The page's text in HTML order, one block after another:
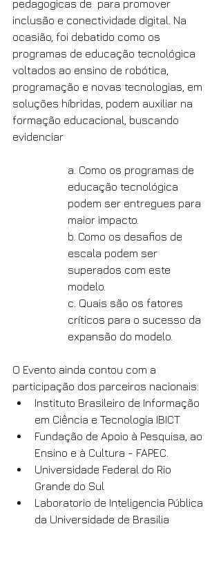
pedagogicas de  para promover
inclusão e conectividade digital. Na
ocasião, foi debatido como os
programas de educação tecnológica
voltados ao ensino de robótica,
programação e novas tecnologias, em
soluções híbridas, podem auxiliar na
formação educacional, buscando
evidenciar
a. Como os programas de
educação tecnológica
podem ser entregues para
maior impacto.
b. Como os desafios de
escala podem ser
superados com este
modelo.
c. Quais são os fatores
críticos para o sucesso da
expansão do modelo.
O Evento ainda contou com a
participação dos parceiros nacionais:
Instituto Brasileiro de Informação
em Ciência e Tecnologia IBICT
Fundação de Apoio à Pesquisa, ao
Ensino e à Cultura - FAPEC.
Universidade Federal do Rio
Grande do Sul
Laboratorio de Inteligencia Pública
da Universidade de Brasilia